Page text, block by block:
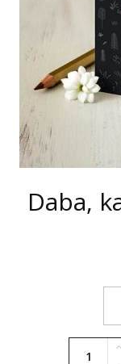
Daba,